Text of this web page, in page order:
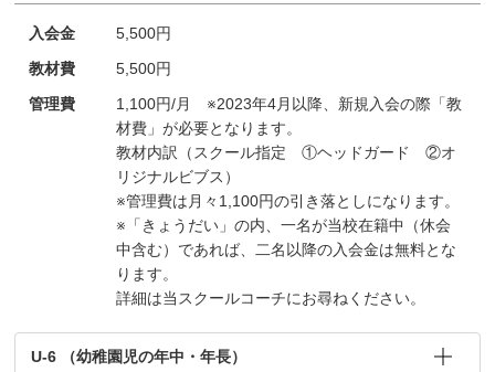
入会金
5,500円
教材費
5,500円
管理費
1,100円/月 ※2023年4月以降、新規入会の際「教
材費」が必要となります。
教材内訳（スクール指定 ①ヘッドガード ②オ
リジナルビブス）
※管理費は月々1,100円の引き落としになります。
※「きょうだい」の内、一名が当校在籍中（休会
中含む）であれば、二名以降の入会金は無料とな
ります。
詳細は当スクールコーチにお尋ねください。
U-6 （幼稚園児の年中・年長）